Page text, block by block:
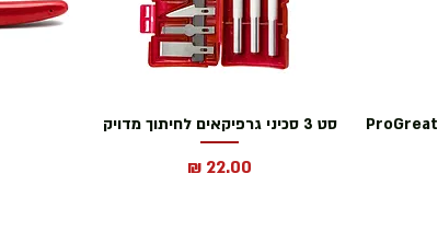
חמש יחידות ביט פוזידרייב 2 ProGreat
סט 3 סכיני גרפיקאים לחיתוך מדויק
מחיר